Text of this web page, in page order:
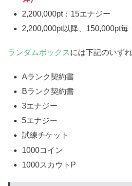
2,200,000pt：15エナジー
2,200,000pt以降、150,000pt毎
ランダムボックス には下記のいず
Aランク契約書
Bランク契約書
3エナジー
5エナジー
試練チケット
1000コイン
1000スカウトP